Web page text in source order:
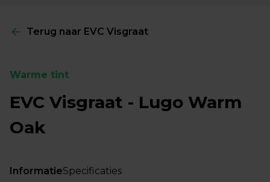
Terug naar EVC Visgraat
Warme tint
EVC Visgraat - Lugo Warm
Oak
InformatieSpecificaties